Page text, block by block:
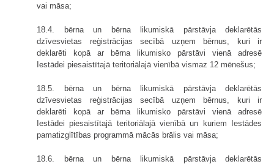
vai māsa;
18.4. bērna un bērna likumiskā pārstāvja deklarētās
dzīvesvietas reģistrācijas secībā uzņem bērnus, kuri ir
deklarēti kopā ar bērna likumisko pārstāvi vienā adresē
Iestādei piesaistītajā teritoriālajā vienībā vismaz 12 mēnešus;
18.5. bērna un bērna likumiskā pārstāvja deklarētās
dzīvesvietas reģistrācijas secībā uzņem bērnus, kuri ir
deklarēti kopā ar bērna likumisko pārstāvi vienā adresē
Iestādei piesaistītajā teritoriālajā vienībā un kuriem Iestādes
pamatizglītības programmā mācās brālis vai māsa;
18.6. bērna un bērna likumiskā pārstāvja deklarētās